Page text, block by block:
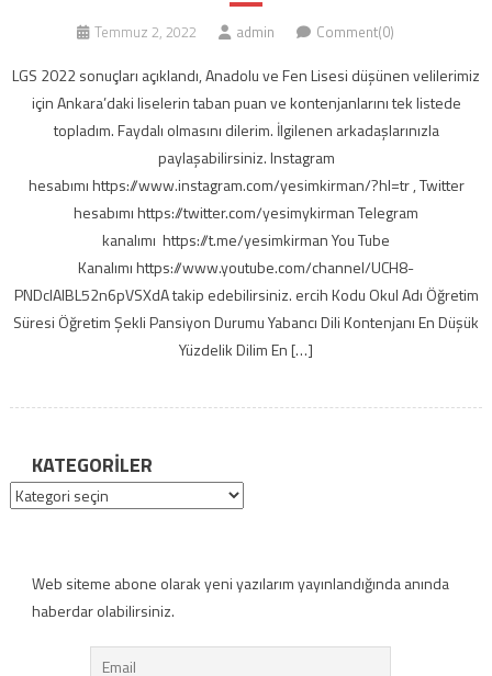
Temmuz 2, 2022 admin Comment(0)
LGS 2022 sonuçları açıklandı, Anadolu ve Fen Lisesi düşünen velilerimiz
için Ankara’daki liselerin taban puan ve kontenjanlarını tek listede
topladım. Faydalı olmasını dilerim. İlgilenen arkadaşlarınızla
paylaşabilirsiniz. Instagram
hesabımı https://www.instagram.com/yesimkirman/?hl=tr , Twitter
hesabımı https://twitter.com/yesimykirman Telegram
kanalımı https://t.me/yesimkirman You Tube
Kanalımı https://www.youtube.com/channel/UCH8-
PNDcIAlBL52n6pVSXdA takip edebilirsiniz. ercih Kodu Okul Adı Öğretim
Süresi Öğretim Şekli Pansiyon Durumu Yabancı Dili Kontenjanı En Düşük
Yüzdelik Dilim En […]
KATEGORILER
Kategoriler
Web siteme abone olarak yeni yazılarım yayınlandığında anında
haberdar olabilirsiniz.